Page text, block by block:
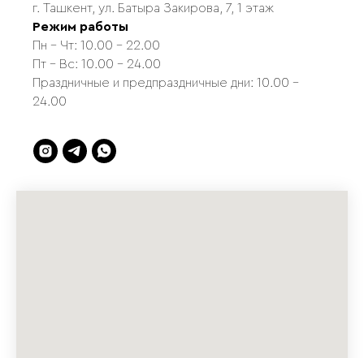
г. Ташкент, ул. Батыра Закирова, 7, 1 этаж
Режим работы
Пн - Чт: 10.00 - 22.00
Пт - Вс: 10.00 - 24.00
Праздничные и предпраздничные дни: 10.00 -
24.00